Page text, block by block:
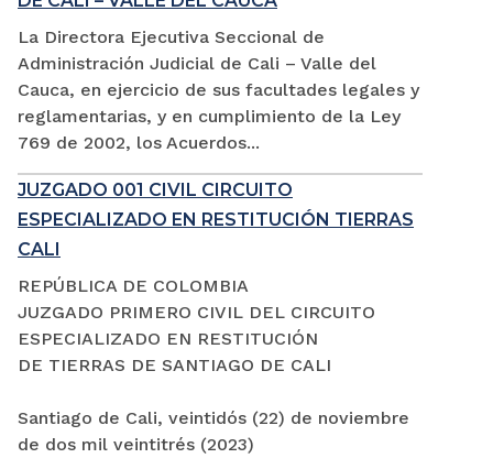
La Directora Ejecutiva Seccional de
Administración Judicial de Cali – Valle del
Cauca, en ejercicio de sus facultades legales y
reglamentarias, y en cumplimiento de la Ley
769 de 2002, los Acuerdos...
JUZGADO 001 CIVIL CIRCUITO
ESPECIALIZADO EN RESTITUCIÓN TIERRAS
CALI
REPÚBLICA DE COLOMBIA
JUZGADO PRIMERO CIVIL DEL CIRCUITO
ESPECIALIZADO EN RESTITUCIÓN
DE TIERRAS DE SANTIAGO DE CALI
Santiago de Cali, veintidós (22) de noviembre
de dos mil veintitrés (2023)